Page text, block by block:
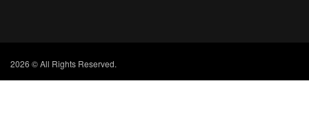
2026 © All Rights Reserved.